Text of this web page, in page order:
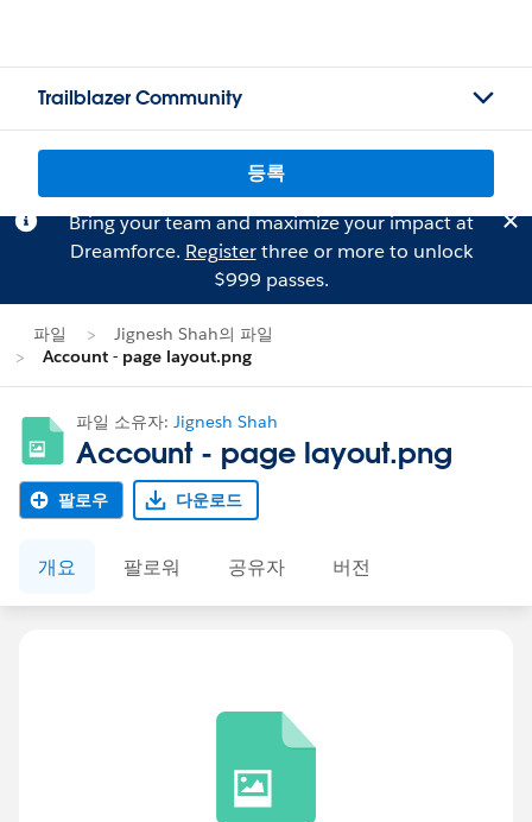
Trailblazer Community
등록
Bring your team and maximize your impact at
Dreamforce. Registerthree or more to unlock
$999 passes.
파일
Jignesh Shah의 파일
Account - page layout.png
파일 소유자: Jignesh Shah
Account - page layout.png
팔로우 다운로드
개요 팔로워 공유자 버전